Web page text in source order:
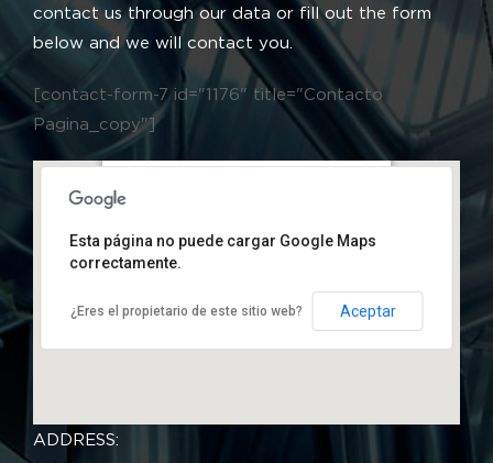
contact us through our data or fill out the form
below and we will contact you.
[contact-form-7 id="1176" title="Contacto
Pagina_copy"]
Calle Casa de Iturbide 1108, Casa Bella
N.L., México
Esta página no puede cargar Google Maps
correctamente.
¿Eres el propietario de este sitio web? Aceptar
ADDRESS: